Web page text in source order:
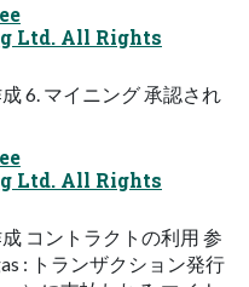
Ltd. All Rights
6. マイニング 承認され
Ltd. All Rights
コントラクトの利⽤ 参
: トランザクション発⾏